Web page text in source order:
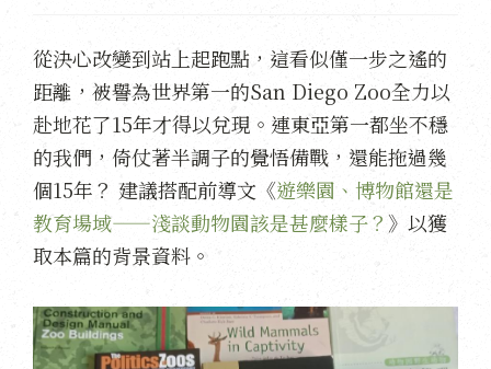
從決心改變到站上起跑點，這看似僅一步之遙的
距離，被譽為世界第一的San Diego Zoo全力以
赴地花了15年才得以兌現。連東亞第一都坐不穩
的我們，倚仗著半調子的覺悟備戰，還能拖過幾
個15年？ 建議搭配前導文《遊樂園、博物館還是
教育場域——淺談動物園該是甚麼樣子？ 》以獲
取本篇的背景資料。